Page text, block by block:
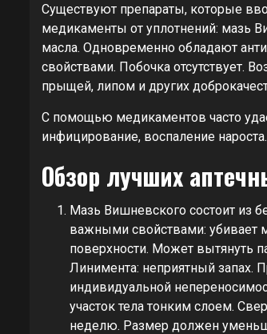
Существуют препараты, которые
медикаменты от уплотнений: мазь
масла. Одновременно обладают
свойствами. Побочка отсутствует.
прыщей, липом и других
С помощью медикаментов часто
инфицирование, воспаление
Обзор лучших
Мазь Вишневского состоит из
важными свойствами: убивает
поверхности. Может вытянуть
Линимента: неприятный запах.
индивидуальной
участок тела тонким слоем.
неделю. Размер должен